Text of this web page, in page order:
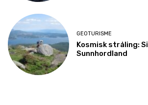
GEOTURISME
Kosmisk stråling:
Sunnhordland